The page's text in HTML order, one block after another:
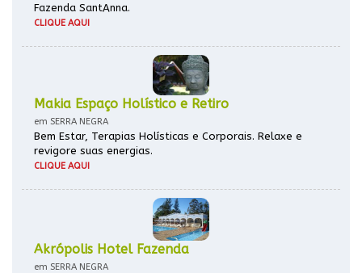
Fazenda SantAnna.
CLIQUE AQUI
Makia Espaço Holístico e Retiro
em SERRA NEGRA
Bem Estar, Terapias Holísticas e Corporais. Relaxe e
revigore suas energias.
CLIQUE AQUI
Akrópolis Hotel Fazenda
em SERRA NEGRA